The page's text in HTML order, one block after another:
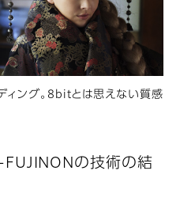
ィング。8bitとは思えない質感
の技術の結